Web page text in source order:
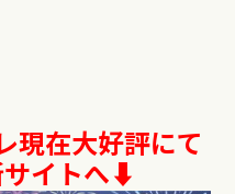
現在大好評にて
イトへ⬇︎